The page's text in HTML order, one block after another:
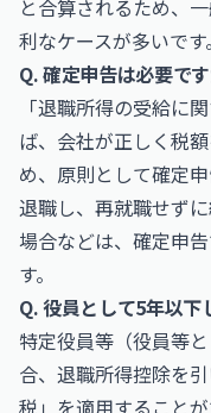
と合算されるため、
利なケースが多いです。
Q. 確定申告は必要で
「退職所得の受給に
ば、会社が正しく税
め、原則として確定
退職し、再就職せず
場合などは、確定申
す。
Q. 役員として5年以下
特定役員等（役員等
合、退職所得控除を
税」を適用すること